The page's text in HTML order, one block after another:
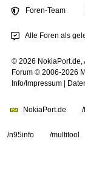
Foren-Team
Alle Foren als
© 2026 NokiaPort.de,
Forum © 2006-2026
Info/Impressum
NokiaPort.de /
/n95info /multitool